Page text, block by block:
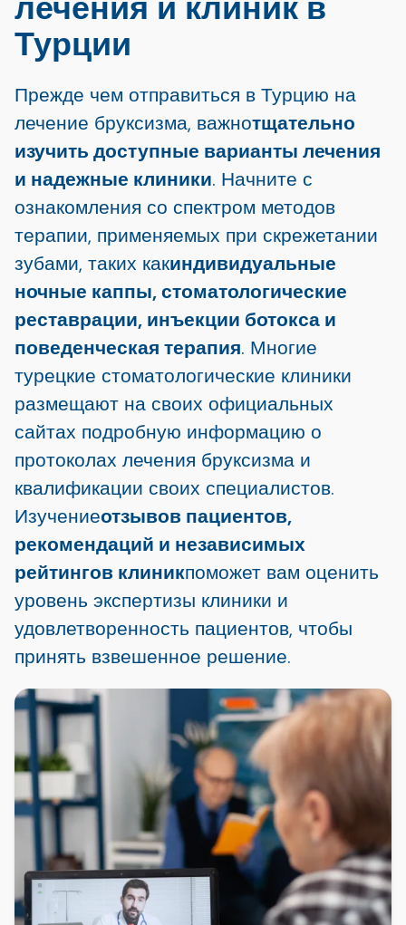
Турции
Прежде чем отправиться в Турцию на
лечение бруксизма, важнотщательно
изучить доступные варианты лечения
и надежные клиники. Начните с
ознакомления со спектром методов
терапии, применяемых при скрежетании
зубами, таких какиндивидуальные
ночные каппы, стоматологические
реставрации, инъекции ботокса и
поведенческая терапия. Многие
турецкие стоматологические клиники
размещают на своих официальных
сайтах подробную информацию о
протоколах лечения бруксизма и
квалификации своих специалистов.
Изучениеотзывов пациентов,
рекомендаций и независимых
рейтингов клиникпоможет вам оценить
уровень экспертизы клиники и
удовлетворенность пациентов, чтобы
принять взвешенное решение.